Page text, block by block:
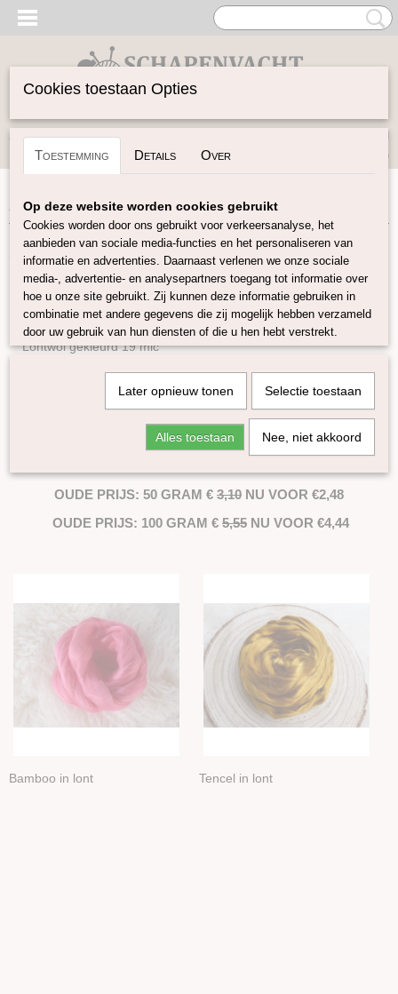
Inloggen Registreren
(0)
Home>Spinwol>Plantaardige vezels
Spinwol
Lontwol Natuurlijke kleuren
Lontwol gekleurd 14,5 mic
Lontwol gekleurd 19 mic
Lontwol Melange 19 mic
Lontwol 19 mic/zijde melange
Lontwol Corriedale gekleurd
Alpaca in lont
Sokkenwol
Kleurenset
Zijde Producten
Plantaardige vezels
Bamboo in lont
Tencel in lont
Overige plantaardige vezels
OPRUIMING KATOEN GEKLEURD
OP ALLE GEKLEURDE KATOEN IN LONT NU 20% KORTING
OUDE PRIJS: 50 GRAM € 3,10 NU VOOR €2,48
OUDE PRIJS: 100 GRAM € 5,55 NU VOOR €4,44
Bamboo in lont Tencel in lont
Cookies toestaan Opties
Toestemming Details Over
Op deze website worden cookies gebruikt
Cookies worden door ons gebruikt voor verkeersanalyse, het
aanbieden van sociale media-functies en het personaliseren van
informatie en advertenties. Daarnaast verlenen we onze sociale
media-, advertentie- en analysepartners toegang tot informatie over
hoe u onze site gebruikt. Zij kunnen deze informatie gebruiken in
combinatie met andere gegevens die zij mogelijk hebben verzameld
door uw gebruik van hun diensten of die u hen hebt verstrekt.
Later opnieuw tonen Selectie toestaan
Alles toestaan Nee, niet akkoord